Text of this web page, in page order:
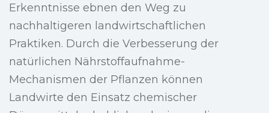
Erkenntnisse ebnen den Weg zu
nachhaltigeren landwirtschaftlichen
Praktiken. Durch die Verbesserung der
natürlichen Nährstoffaufnahme-
Mechanismen der Pflanzen können
Landwirte den Einsatz chemischer